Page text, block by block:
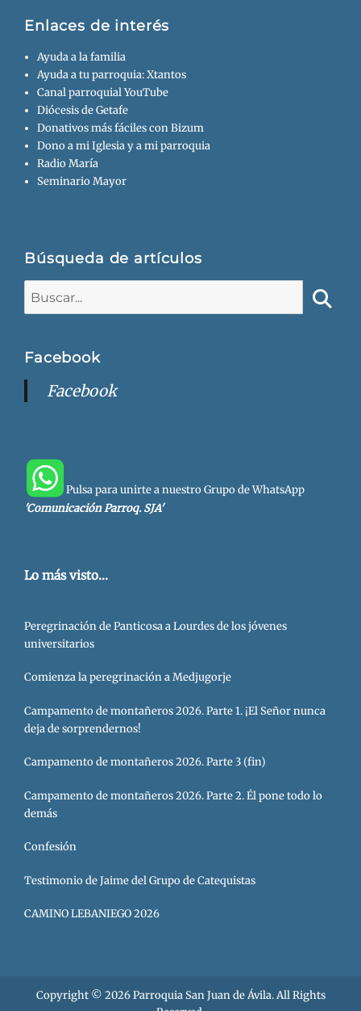
Enlaces de interés
Ayuda a la familia
Ayuda a tu parroquia: Xtantos
Canal parroquial YouTube
Diócesis de Getafe
Donativos más fáciles con Bizum
Dono a mi Iglesia y a mi parroquia
Radio María
Seminario Mayor
Búsqueda de artículos
Facebook
Facebook
Pulsa para unirte a nuestro Grupo de WhatsApp
'Comunicación Parroq. SJA'
Lo más visto...
Peregrinación de Panticosa a Lourdes de los jóvenes
universitarios
Comienza la peregrinación a Medjugorje
Campamento de montañeros 2026. Parte 1. ¡El Señor nunca
deja de sorprendernos!
Campamento de montañeros 2026. Parte 3 (fin)
Campamento de montañeros 2026. Parte 2. Él pone todo lo
demás
Confesión
Testimonio de Jaime del Grupo de Catequistas
CAMINO LEBANIEGO 2026
Copyright © 2026Parroquia San Juan de Ávila. All Rights